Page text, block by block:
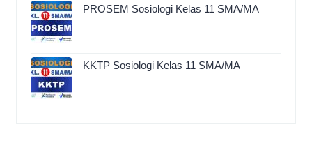
PROSEM Sosiologi Kelas 11 SMA/MA
KKTP Sosiologi Kelas 11 SMA/MA